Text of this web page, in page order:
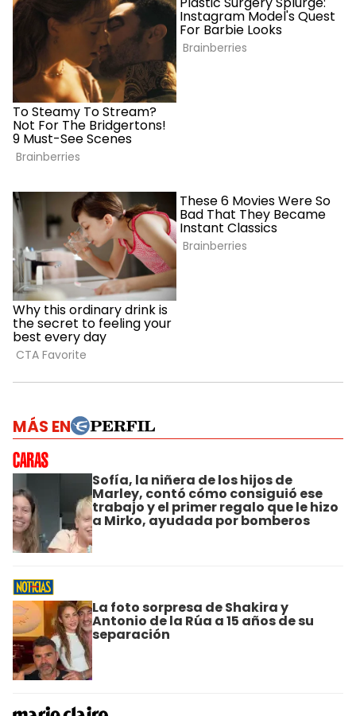
MÁS EN
Sofía, la niñera de los hijos de
Marley, contó cómo consiguió ese
trabajo y el primer regalo que le hizo
a Mirko, ayudada por bomberos
La foto sorpresa de Shakira y
Antonio de la Rúa a 15 años de su
separación